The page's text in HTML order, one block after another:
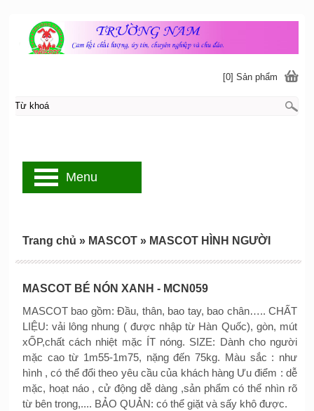
MASCOT BÉ NÓN XANH - MCN059
MASCOT bao gồm: Đầu, thân, bao tay, bao chân….. CHẤT
LIỆU: vải lông nhung ( được nhập từ Hàn Quốc), gòn, mút
xỐP,chất cách nhiệt mặc ÍT nóng. SIZE: Dành cho người
mặc cao từ 1m55-1m75, nặng đến 75kg. Màu sắc : như
hình , có thể đổi theo yêu cầu của khách hàng Ưu điểm : dễ
mặc, hoạt náo , cử động dễ dàng ,sản phẩm có thể nhìn rõ
từ bên trong,.... BẢO QUẢN: có thể giặt và sấy khô được.
Trang chủ » MASCOT » MASCOT HÌNH NGƯỜI
[0] Sản phẩm
Menu